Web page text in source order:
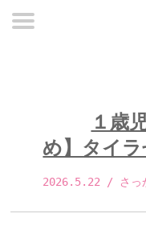
１歳
め】タイラ
2026.5.22 / さっ